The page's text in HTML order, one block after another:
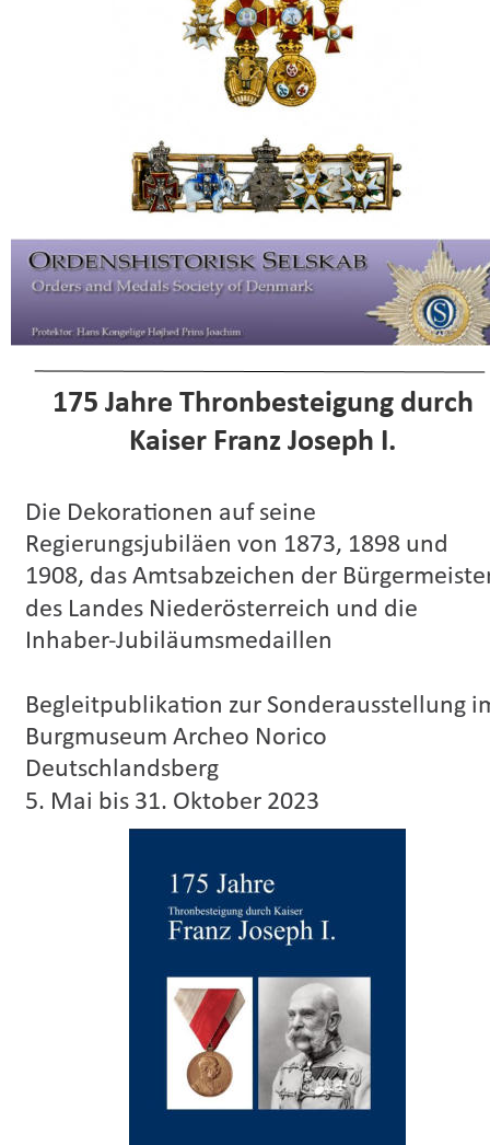
175 Jahre Thronbesteigung durch
Kaiser Franz Joseph I.
Die Dekorationen auf seine
Regierungsjubiläen von 1873, 1898 und
1908, das Amtsabzeichen der
des Landes Niederösterreich und die
Inhaber-Jubiläumsmedaillen
Begleitpublikation zur Sonderausstellung
Burgmuseum Archeo Norico
Deutschlandsberg
5. Mai bis 31. Oktober 2023